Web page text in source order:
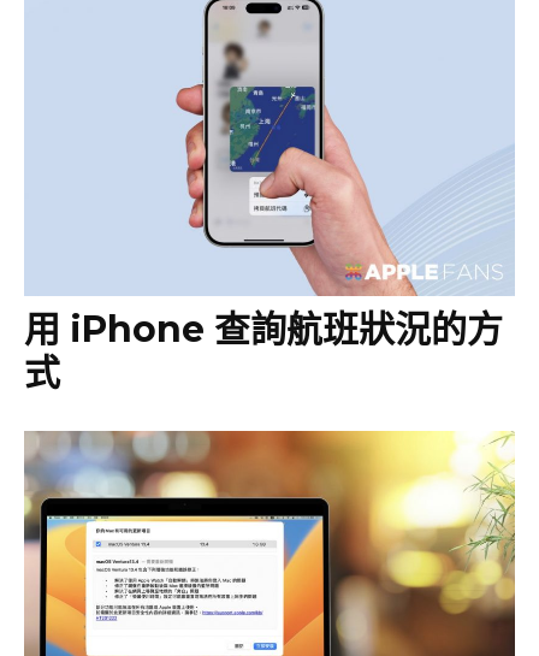
用 iPhone 查詢航班狀況的方
式